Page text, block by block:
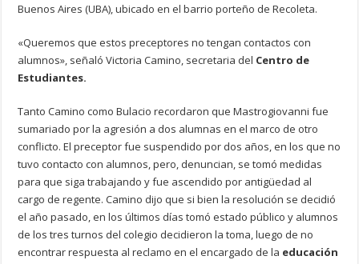
Buenos Aires (UBA), ubicado en el barrio porteño de Recoleta.
«Queremos que estos preceptores no tengan contactos con
alumnos», señaló Victoria Camino, secretaria del Centro de
Estudiantes.
Tanto Camino como Bulacio recordaron que Mastrogiovanni fue
sumariado por la agresión a dos alumnas en el marco de otro
conflicto. El preceptor fue suspendido por dos años, en los que no
tuvo contacto con alumnos, pero, denuncian, se tomó medidas
para que siga trabajando y fue ascendido por antigüedad al
cargo de regente. Camino dijo que si bien la resolución se decidió
el año pasado, en los últimos días tomó estado público y alumnos
de los tres turnos del colegio decidieron la toma, luego de no
encontrar respuesta al reclamo en el encargado de la educación